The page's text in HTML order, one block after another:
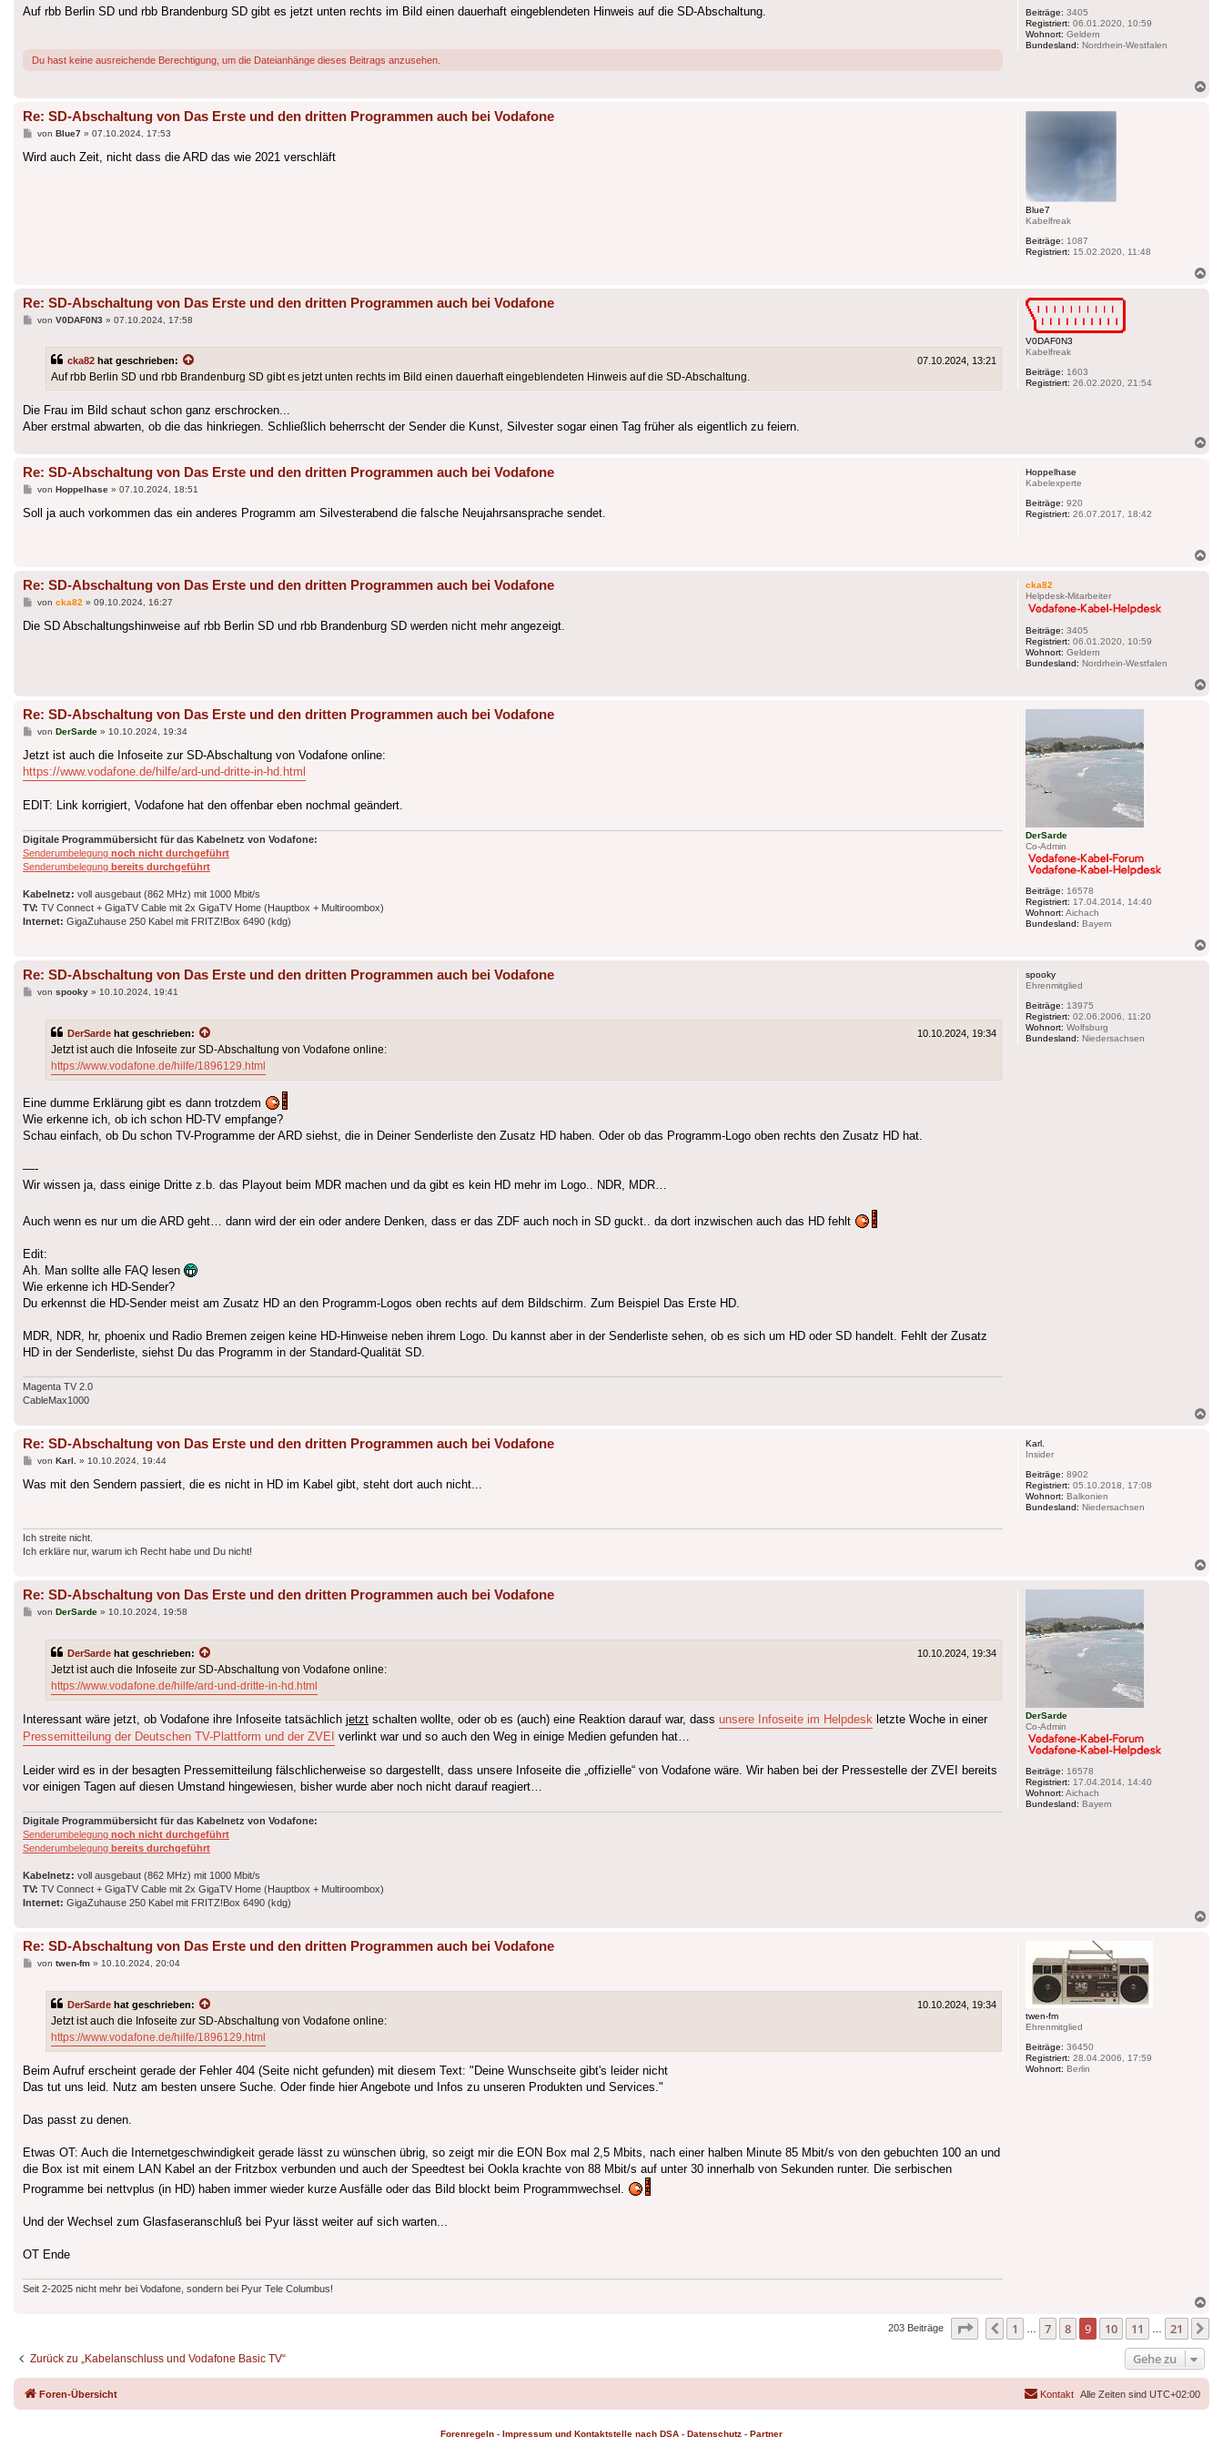
Beiträge: 3405
Registriert: 06.01.2020, 10:59
Wohnort: Geldern
Bundesland: Nordrhein-Westfalen
Auf rbb Berlin SD und rbb Brandenburg SD gibt es jetzt unten rechts im Bild einen dauerhaft eingeblendeten Hinweis auf die SD-Abschaltung.
Du hast keine ausreichende Berechtigung, um die Dateianhänge dieses Beitrags anzusehen.
Blue7
Kabelfreak
Beiträge: 1087
Registriert: 15.02.2020, 11:48
Re: SD-Abschaltung von Das Erste und den dritten Programmen auch bei Vodafone
Beitrag
von Blue7» 07.10.2024, 17:53
Wird auch Zeit, nicht dass die ARD das wie 2021 verschläft
V0DAF0N3
Kabelfreak
Beiträge: 1603
Registriert: 26.02.2020, 21:54
Re: SD-Abschaltung von Das Erste und den dritten Programmen auch bei Vodafone
Beitrag
von V0DAF0N3 » 07.10.2024, 17:58
cka82 hat geschrieben: 07.10.2024, 13:21
Auf rbb Berlin SD und rbb Brandenburg SD gibt es jetzt unten rechts im Bild einen dauerhaft eingeblendeten Hinweis auf die SD-Abschaltung.
Die Frau im Bild schaut schon ganz erschrocken...
Aber erstmal abwarten, ob die das hinkriegen. Schließlich beherrscht der Sender die Kunst, Silvester sogar einen Tag früher als eigentlich zu feiern.
Hoppelhase
Kabelexperte
Beiträge: 920
Registriert: 26.07.2017, 18:42
Re: SD-Abschaltung von Das Erste und den dritten Programmen auch bei Vodafone
Beitrag
von Hoppelhase» 07.10.2024, 18:51
Soll ja auch vorkommen das ein anderes Programm am Silvesterabend die falsche Neujahrsansprache sendet.
cka82
Helpdesk-Mitarbeiter
Beiträge: 3405
Registriert: 06.01.2020, 10:59
Wohnort: Geldern
Bundesland: Nordrhein-Westfalen
Re: SD-Abschaltung von Das Erste und den dritten Programmen auch bei Vodafone
Beitrag
von cka82» 09.10.2024, 16:27
Die SD Abschaltungshinweise auf rbb Berlin SD und rbb Brandenburg SD werden nicht mehr angezeigt.
DerSarde
Co-Admin
Beiträge: 16578
Registriert: 17.04.2014, 14:40
Wohnort: Aichach
Bundesland: Bayern
Re: SD-Abschaltung von Das Erste und den dritten Programmen auch bei Vodafone
Beitrag
von DerSarde» 10.10.2024, 19:34
Jetzt ist auch die Infoseite zur SD-Abschaltung von Vodafone online:
https://www.vodafone.de/hilfe/ard-und-dritte-in-hd.html
EDIT: Link korrigiert, Vodafone hat den offenbar eben nochmal geändert.
Digitale Programmübersicht für das Kabelnetz von Vodafone:
Senderumbelegung noch nicht durchgeführt
Senderumbelegung bereits durchgeführt
Kabelnetz: voll ausgebaut (862 MHz) mit 1000 Mbit/s
TV: TV Connect + GigaTV Cable mit 2x GigaTV Home (Hauptbox + Multiroombox)
Internet: GigaZuhause 250 Kabel mit FRITZ!Box 6490 (kdg)
spooky
Ehrenmitglied
Beiträge: 13975
Registriert: 02.06.2006, 11:20
Wohnort: Wolfsburg
Bundesland: Niedersachsen
Re: SD-Abschaltung von Das Erste und den dritten Programmen auch bei Vodafone
Beitrag
von spooky» 10.10.2024, 19:41
DerSarde hat geschrieben: 10.10.2024, 19:34
Jetzt ist auch die Infoseite zur SD-Abschaltung von Vodafone online:
https://www.vodafone.de/hilfe/1896129.html
Eine dumme Erklärung gibt es dann trotzdem
Wie erkenne ich, ob ich schon HD-TV empfange?
Schau einfach, ob Du schon TV-Programme der ARD siehst, die in Deiner Senderliste den Zusatz HD haben. Oder ob das Programm-Logo oben rechts den Zusatz HD hat.
—-
Wir wissen ja, dass einige Dritte z.b. das Playout beim MDR machen und da gibt es kein HD mehr im Logo.. NDR, MDR…
Auch wenn es nur um die ARD geht… dann wird der ein oder andere Denken, dass er das ZDF auch noch in SD guckt.. da dort inzwischen auch das HD fehlt
Edit:
Ah. Man sollte alle FAQ lesen
Wie erkenne ich HD-Sender?
Du erkennst die HD-Sender meist am Zusatz HD an den Programm-Logos oben rechts auf dem Bildschirm. Zum Beispiel Das Erste HD.
MDR, NDR, hr, phoenix und Radio Bremen zeigen keine HD-Hinweise neben ihrem Logo. Du kannst aber in der Senderliste sehen, ob es sich um HD oder SD handelt. Fehlt der Zusatz
HD in der Senderliste, siehst Du das Programm in der Standard-Qualität SD.
Magenta TV 2.0
CableMax1000
Karl.
Insider
Beiträge: 8902
Registriert: 05.10.2018, 17:08
Wohnort: Balkonien
Bundesland: Niedersachsen
Re: SD-Abschaltung von Das Erste und den dritten Programmen auch bei Vodafone
Beitrag
von Karl. » 10.10.2024, 19:44
Was mit den Sendern passiert, die es nicht in HD im Kabel gibt, steht dort auch nicht...
Ich streite nicht.
Ich erkläre nur, warum ich Recht habe und Du nicht!
DerSarde
Co-Admin
Beiträge: 16578
Registriert: 17.04.2014, 14:40
Wohnort: Aichach
Bundesland: Bayern
Re: SD-Abschaltung von Das Erste und den dritten Programmen auch bei Vodafone
Beitrag
von DerSarde» 10.10.2024, 19:58
DerSarde hat geschrieben: 10.10.2024, 19:34
Jetzt ist auch die Infoseite zur SD-Abschaltung von Vodafone online:
https://www.vodafone.de/hilfe/ard-und-dritte-in-hd.html
Interessant wäre jetzt, ob Vodafone ihre Infoseite tatsächlich jetzt schalten wollte, oder ob es (auch) eine Reaktion darauf war, dass unsere Infoseite im Helpdesk letzte Woche in einer
Pressemitteilung der Deutschen TV-Plattform und der ZVEI verlinkt war und so auch den Weg in einige Medien gefunden hat…
Leider wird es in der besagten Pressemitteilung fälschlicherweise so dargestellt, dass unsere Infoseite die „offizielle“ von Vodafone wäre. Wir haben bei der Pressestelle der ZVEI bereits
vor einigen Tagen auf diesen Umstand hingewiesen, bisher wurde aber noch nicht darauf reagiert…
Digitale Programmübersicht für das Kabelnetz von Vodafone:
Senderumbelegung noch nicht durchgeführt
Senderumbelegung bereits durchgeführt
Kabelnetz: voll ausgebaut (862 MHz) mit 1000 Mbit/s
TV: TV Connect + GigaTV Cable mit 2x GigaTV Home (Hauptbox + Multiroombox)
Internet: GigaZuhause 250 Kabel mit FRITZ!Box 6490 (kdg)
twen-fm
Ehrenmitglied
Beiträge: 36450
Registriert: 28.04.2006, 17:59
Wohnort: Berlin
Re: SD-Abschaltung von Das Erste und den dritten Programmen auch bei Vodafone
Beitrag
von twen-fm» 10.10.2024, 20:04
DerSarde hat geschrieben: 10.10.2024, 19:34
Jetzt ist auch die Infoseite zur SD-Abschaltung von Vodafone online:
https://www.vodafone.de/hilfe/1896129.html
Beim Aufruf erscheint gerade der Fehler 404 (Seite nicht gefunden) mit diesem Text: "Deine Wunschseite gibt's leider nicht
Das tut uns leid. Nutz am besten unsere Suche. Oder finde hier Angebote und Infos zu unseren Produkten und Services."
Das passt zu denen.
Etwas OT: Auch die Internetgeschwindigkeit gerade lässt zu wünschen übrig, so zeigt mir die EON Box mal 2,5 Mbits, nach einer halben Minute 85 Mbit/s von den gebuchten 100 an und
die Box ist mit einem LAN Kabel an der Fritzbox verbunden und auch der Speedtest bei Ookla krachte von 88 Mbit/s auf unter 30 innerhalb von Sekunden runter. Die serbischen
Programme bei nettvplus (in HD) haben immer wieder kurze Ausfälle oder das Bild blockt beim Programmwechsel.
Und der Wechsel zum Glasfaseranschluß bei Pyur lässt weiter auf sich warten...
OT Ende
Seit 2-2025 nicht mehr bei Vodafone, sondern bei Pyur Tele Columbus!
203 Beiträge Seite von 21
Vorherige
1 7 8 9 10 11 21
Zurück zu „Kabelanschluss und Vodafone Basic TV“ Gehe zu
Foren-Übersicht Alle Zeiten sind UTC+02:00
Kontakt
Forenregeln - Impressum und Kontaktstelle nach DSA - Datenschutz - Partner